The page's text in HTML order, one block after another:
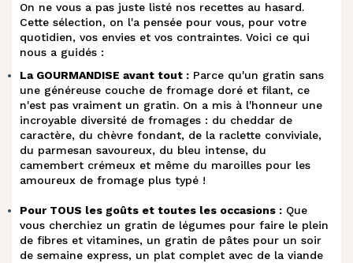
On ne vous a pas juste listé nos recettes au hasard.
Cette sélection, on l'a pensée pour vous, pour votre
quotidien, vos envies et vos contraintes. Voici ce qui
nous a guidés :
La GOURMANDISE avant tout : Parce qu'un gratin sans
une généreuse couche de fromage doré et filant, ce
n'est pas vraiment un gratin. On a mis à l'honneur une
incroyable diversité de fromages : du cheddar de
caractère, du chèvre fondant, de la raclette conviviale,
du parmesan savoureux, du bleu intense, du
camembert crémeux et même du maroilles pour les
amoureux de fromage plus typé !
Pour TOUS les goûts et toutes les occasions : Que
vous cherchiez un gratin de légumes pour faire le plein
de fibres et vitamines, un gratin de pâtes pour un soir
de semaine express, un plat complet avec de la viande